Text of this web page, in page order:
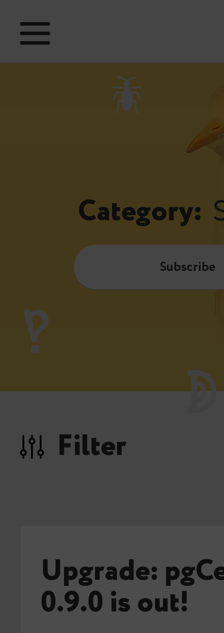
Category:
Subscribe
Filter
Upgrade:
0.9.0 is out!